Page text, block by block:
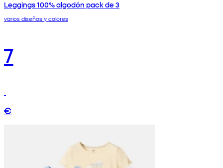
Leggings 100% algodón pack de 3
varios diseños y colores
7
€